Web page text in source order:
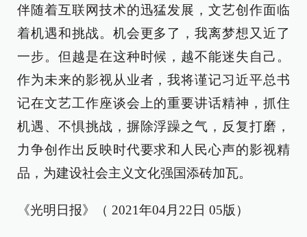
伴随着互联网技术的迅猛发展，文艺创作面临
着机遇和挑战。机会更多了，我离梦想又近了
一步。但越是在这种时候，越不能迷失自己。
作为未来的影视从业者，我将谨记习近平总书
记在文艺工作座谈会上的重要讲话精神，抓住
机遇、不惧挑战，摒除浮躁之气，反复打磨，
力争创作出反映时代要求和人民心声的影视精
品，为建设社会主义文化强国添砖加瓦。
《光明日报》（ 2021年04月22日 05版）